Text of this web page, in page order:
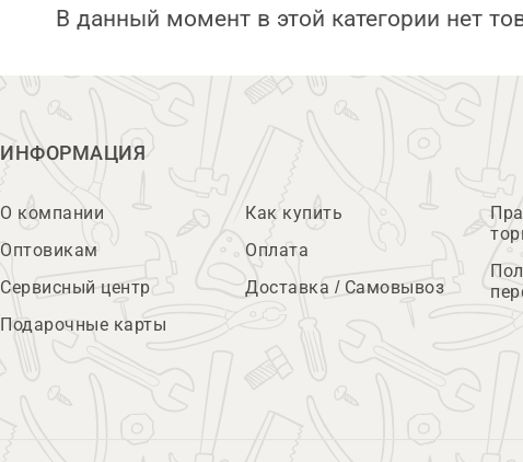
В данный момент в этой категории нет
ИНФОРМАЦИЯ
О компании
Оптовикам
Сервисный центр
Подарочные карты
Как купить
Оплата
Доставка / Самовывоз